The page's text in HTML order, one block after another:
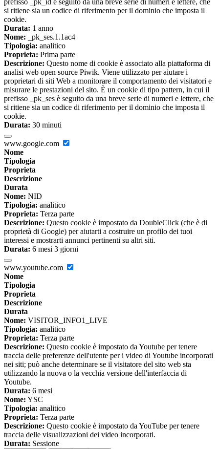
prefisso _pk_id è seguito da una breve serie di numeri e lettere, che
si ritiene sia un codice di riferimento per il dominio che imposta il
cookie.
Durata: 1 anno
Nome: _pk_ses.1.1ac4
Tipologia: analitico
Proprieta: Prima parte
Descrizione: Questo nome di cookie è associato alla piattaforma di
analisi web open source Piwik. Viene utilizzato per aiutare i
proprietari di siti Web a monitorare il comportamento dei visitatori e
misurare le prestazioni del sito. È un cookie di tipo pattern, in cui il
prefisso _pk_ses è seguito da una breve serie di numeri e lettere, che
si ritiene sia un codice di riferimento per il dominio che imposta il
cookie.
Durata: 30 minuti
www.google.com
Nome
Tipologia
Proprieta
Descrizione
Durata
Nome: NID
Tipologia: analitico
Proprieta: Terza parte
Descrizione: Questo cookie è impostato da DoubleClick (che è di
proprietà di Google) per aiutarti a costruire un profilo dei tuoi
interessi e mostrarti annunci pertinenti su altri siti.
Durata: 6 mesi 3 giorni
www.youtube.com
Nome
Tipologia
Proprieta
Descrizione
Durata
Nome: VISITOR_INFO1_LIVE
Tipologia: analitico
Proprieta: Terza parte
Descrizione: Questo cookie è impostato da Youtube per tenere
traccia delle preferenze dell'utente per i video di Youtube incorporati
nei siti; può anche determinare se il visitatore del sito web sta
utilizzando la nuova o la vecchia versione dell'interfaccia di
Youtube.
Durata: 6 mesi
Nome: YSC
Tipologia: analitico
Proprieta: Terza parte
Descrizione: Questo cookie è impostato da YouTube per tenere
traccia delle visualizzazioni dei video incorporati.
Durata: Sessione